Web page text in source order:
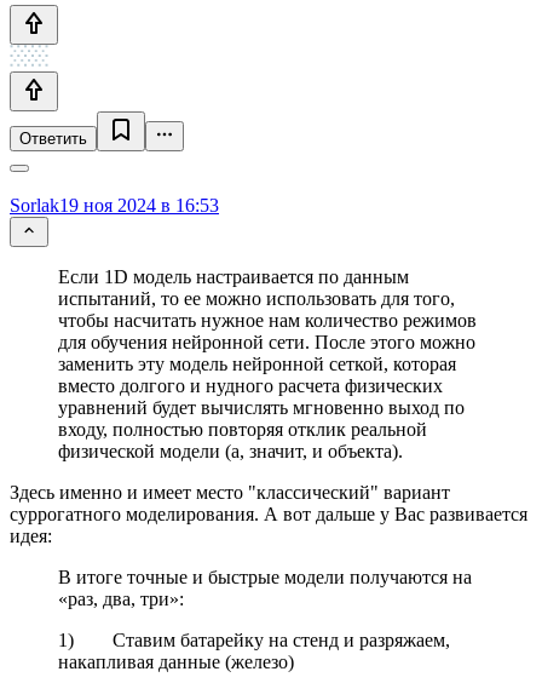
Ответить
Sorlak19 ноя 2024 в 16:53
Если 1D модель настраивается по данным
испытаний, то ее можно использовать для того,
чтобы насчитать нужное нам количество режимов
для обучения нейронной сети. После этого можно
заменить эту модель нейронной сеткой, которая
вместо долгого и нудного расчета физических
уравнений будет вычислять мгновенно выход по
входу, полностью повторяя отклик реальной
физической модели (а, значит, и объекта).
Здесь именно и имеет место "классический" вариант
суррогатного моделирования. А вот дальше у Вас развивается
идея:
В итоге точные и быстрые модели получаются на
«раз, два, три»:
1) Ставим батарейку на стенд и разряжаем,
накапливая данные (железо)